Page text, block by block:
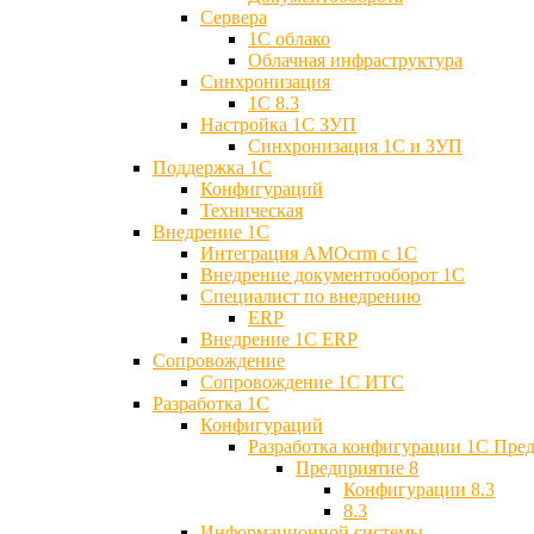
Сервера
1С облако
Облачная инфраструктура
Синхронизация
1С 8.3
Настройка 1С ЗУП
Синхронизация 1С и ЗУП
Поддержка 1С
Конфигураций
Техническая
Внедрение 1С
Интеграция AMOcrm с 1C
Внедрение документооборот 1С
Специалист по внедрению
ERP
Внедрение 1С ERP
Cопровождение
Cопровождение 1С ИТС
Разработка 1C
Конфигураций
Разработка конфигурации 1С
Предприятие 8
Конфигурации 8.3
8.3